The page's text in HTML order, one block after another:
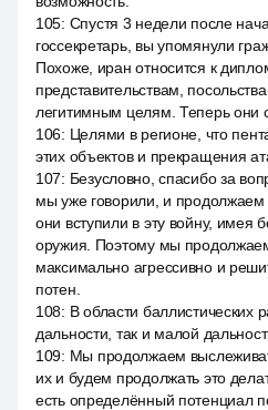
105: Спустя 3 недели после
госсекретарь, вы упомянули
Похоже, иран относится к
представительствам,
легитимным целям. Теперь они
106: Целями в регионе, что
этих объектов и прекращения
107: Безусловно, спасибо за
мы уже говорили, и продолжаем
они вступили в эту войну, имея
оружия. Поэтому мы
максимально агрессивно и
потен.
108: В области баллистических
дальности, так и малой
109: Мы продолжаем
их и будем продолжать это
есть определённый потенциал